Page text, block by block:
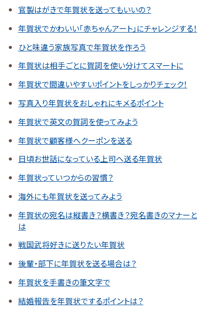
官製はがきで年賀状を送ってもいいの？
年賀状でかわいい「赤ちゃんアート」にチャレンジする！
ひと味違う家族写真で年賀状を作ろう
年賀状は相手ごとに賀詞を使い分けてスマートに
年賀状で間違いやすいポイントをしっかりチェック！
写真入り年賀状をおしゃれにキメるポイント
年賀状で英文の賀詞を使ってみよう
年賀状で顧客様へクーポンを送る
日頃お世話になっている上司へ送る年賀状
年賀状っていつからの習慣？
海外にも年賀状を送ってみよう
年賀状の宛名は縦書き？横書き？宛名書きのマナーと
は
戦国武将好きに送りたい年賀状
後輩・部下に年賀状を送る場合は？
年賀状を手書きの筆文字で
結婚報告を年賀状でするポイントは？